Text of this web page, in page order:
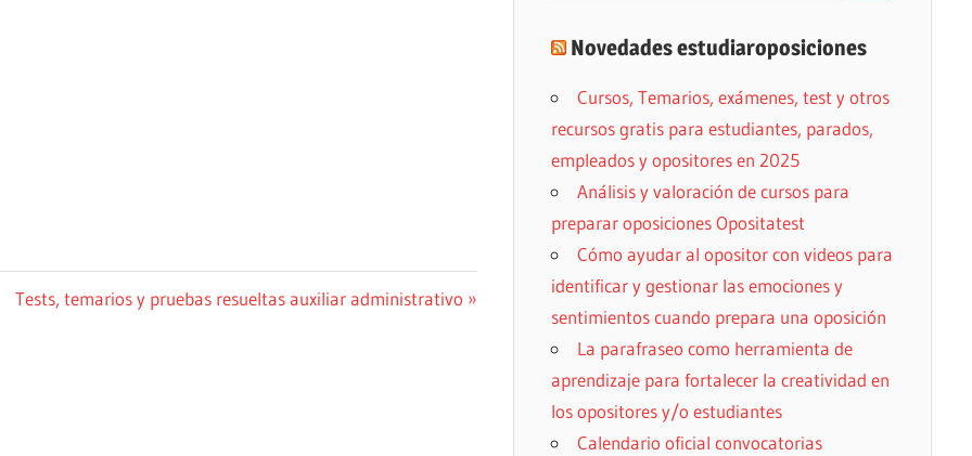
Siguiente
Tests, temarios y pruebas resueltas auxiliar administrativo
Novedades estudiaroposiciones
Cursos, Temarios, exámenes, test y otros
recursos gratis para estudiantes, parados,
empleados y opositores en 2025
Análisis y valoración de cursos para
preparar oposiciones Opositatest
Cómo ayudar al opositor con videos para
identificar y gestionar las emociones y
sentimientos cuando prepara una oposición
La parafraseo como herramienta de
aprendizaje para fortalecer la creatividad en
los opositores y/o estudiantes
Calendario oficial convocatorias